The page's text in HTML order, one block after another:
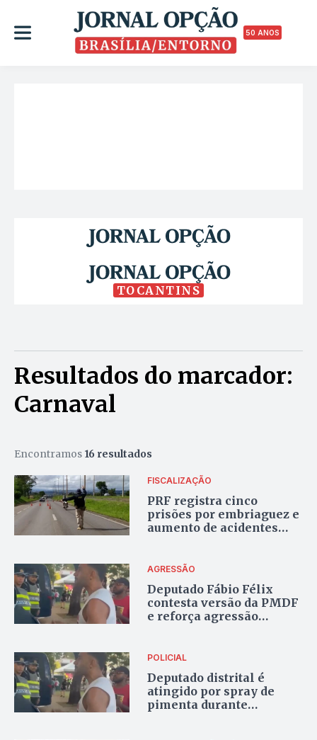
50 ANOS
TOCANTINS
Resultados do marcador:
Carnaval
Encontramos 16 resultados
FISCALIZAÇÃO
PRF registra cinco
prisões por embriaguez e
aumento de acidentes
AGRESSÃO
Deputado Fábio Félix
contesta versão da PMDF
e reforça agressão
POLICIAL
Deputado distrital é
atingido por spray de
pimenta durante